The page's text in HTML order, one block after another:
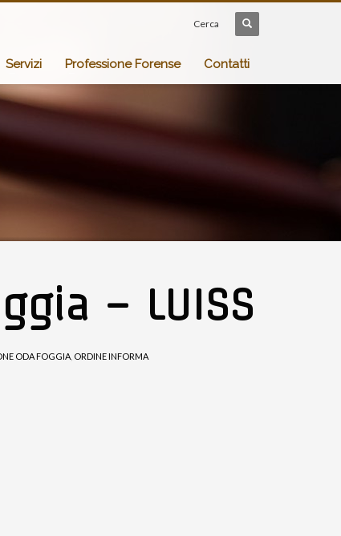
Cerca
Servizi Professione Forense Contatti
– LUISS
ODA FOGGIA, ORDINE INFORMA